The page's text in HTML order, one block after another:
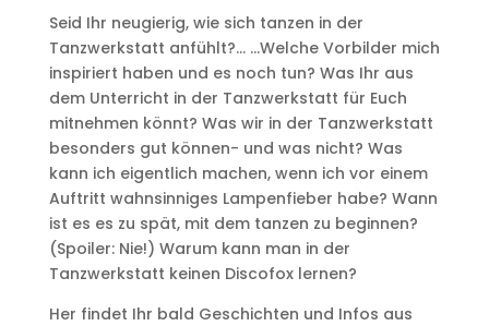
Seid Ihr neugierig, wie sich tanzen in der
Tanzwerkstatt anfühlt?… …Welche Vorbilder mich
inspiriert haben und es noch tun? Was Ihr aus
dem Unterricht in der Tanzwerkstatt für Euch
mitnehmen könnt? Was wir in der Tanzwerkstatt
besonders gut können- und was nicht? Was
kann ich eigentlich machen, wenn ich vor einem
Auftritt wahnsinniges Lampenfieber habe? Wann
ist es es zu spät, mit dem tanzen zu beginnen?
(Spoiler: Nie!) Warum kann man in der
Tanzwerkstatt keinen Discofox lernen?
Her findet Ihr bald Geschichten und Infos aus